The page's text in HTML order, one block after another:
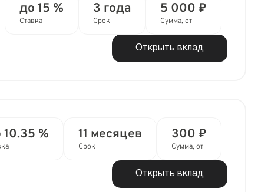
до 15 %
Ставка
3 года
Срок
5 000 ₽
Сумма, от
Открыть вклад
% 11 месяцев
Срок
300 ₽
Сумма, от
Открыть вклад